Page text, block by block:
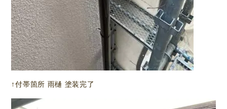
↑付帯箇所 雨樋 塗装完了